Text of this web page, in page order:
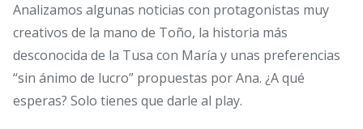
Analizamos algunas noticias con protagonistas muy
creativos de la mano de Toño, la historia más
desconocida de la Tusa con María y unas preferencias
“sin ánimo de lucro” propuestas por Ana. ¿A qué
esperas? Solo tienes que darle al play.